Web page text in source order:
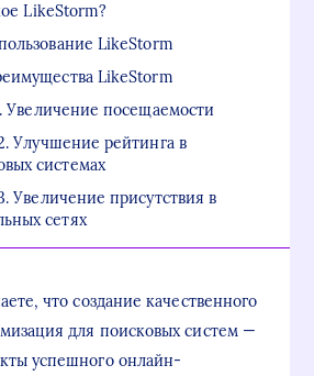
LikeStorm?
LikeStorm
LikeStorm
Увеличение посещаемости
Улучшение рейтинга в
системах
Увеличение присутствия в
сетях
что создание качественного
для поисковых систем —
успешного онлайн-